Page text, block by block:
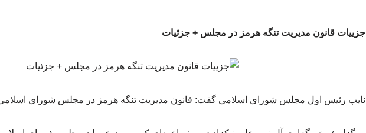
جزییات قانون مدیریت تنگه هرمز در مجلس + جزئیات
نایب رئیس اول مجلس شورای اسلامی گفت: قانون مدیریت تنگه هرمز در مجلس شورای